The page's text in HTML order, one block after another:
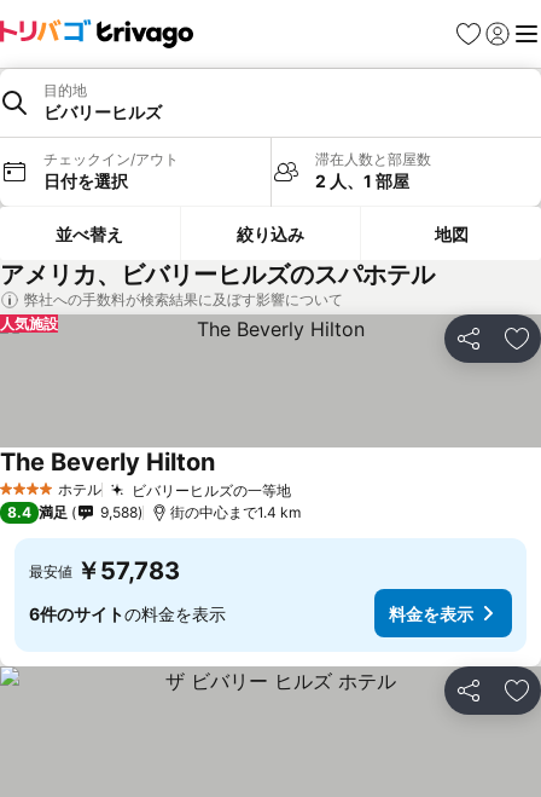
お気に入り
ログイ
メ
目的地
ビバリーヒルズ
チェックイン/アウト
日付を選択
滞在人数と部屋数
2 人、1 部屋
並べ替え 絞り込み 地図
アメリカ、ビバリーヒルズのスパホテル
弊社への手数料が検索結果に及ぼす影響について
シェア お
人気施設
4 ホテルのランク
ホテル ビバリーヒルズの一等地
The Beverly Hilton
8.4 満足 9,588 街の中心まで1.4 km
最安値 ￥57,783
6件のサイトの料金を表示 料金を表示
シェア お